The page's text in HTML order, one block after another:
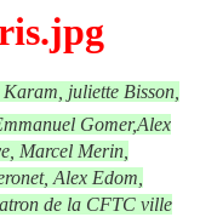
juliette Bisson,
Gomer,Alex
Marcel Merin,
Alex Edom,
de la CFTC ville